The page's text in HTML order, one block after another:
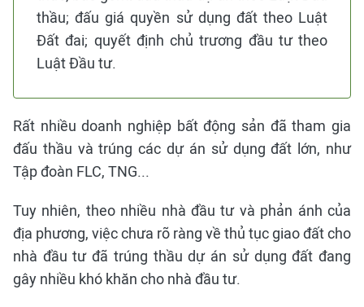
thầu; đấu giá quyền sử dụng đất theo Luật
Đất đai; quyết định chủ trương đầu tư theo
Luật Đầu tư.
Rất nhiều doanh nghiệp bất động sản đã tham gia
đấu thầu và trúng các dự án sử dụng đất lớn, như
Tập đoàn FLC, TNG...
Tuy nhiên, theo nhiều nhà đầu tư và phản ánh của
địa phương, việc chưa rõ ràng về thủ tục giao đất cho
nhà đầu tư đã trúng thầu dự án sử dụng đất đang
gây nhiều khó khăn cho nhà đầu tư.